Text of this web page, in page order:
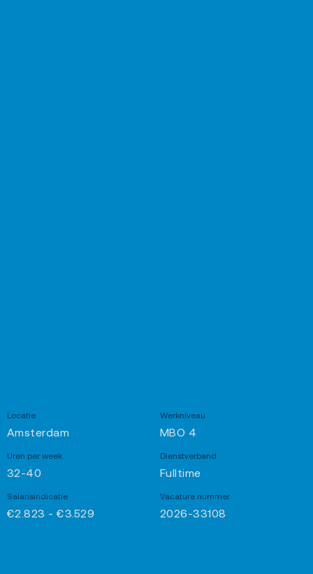
Locatie
Amsterdam
Werkniveau
MBO 4
Uren per week
32-40
Dienstverband
Fulltime
Salarisindicatie
€2.823 - €3.529
Vacature nummer
2026-33108